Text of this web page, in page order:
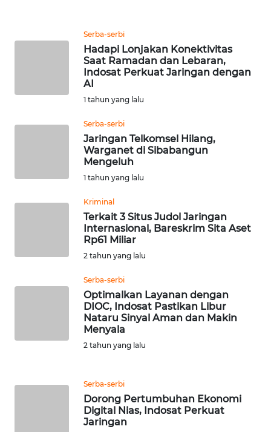
Serba-serbi
Hadapi Lonjakan Konektivitas
Saat Ramadan dan Lebaran,
Indosat Perkuat Jaringan dengan
AI
1 tahun yang lalu
Serba-serbi
Jaringan Telkomsel Hilang,
Warganet di Sibabangun
Mengeluh
1 tahun yang lalu
Kriminal
Terkait 3 Situs Judol Jaringan
Internasional, Bareskrim Sita Aset
Rp61 Miliar
2 tahun yang lalu
Serba-serbi
Optimalkan Layanan dengan
DIOC, Indosat Pastikan Libur
Nataru Sinyal Aman dan Makin
Menyala
2 tahun yang lalu
Serba-serbi
Dorong Pertumbuhan Ekonomi
Digital Nias, Indosat Perkuat
Jaringan
WN
WN